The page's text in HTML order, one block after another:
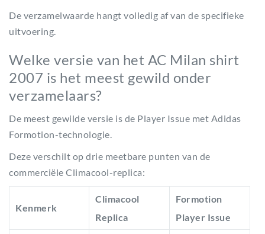
De verzamelwaarde hangt volledig af van de specifieke
uitvoering.
Welke versie van het AC Milan shirt
2007 is het meest gewild onder
verzamelaars?
De meest gewilde versie is de Player Issue met Adidas
Formotion-technologie.
Deze verschilt op drie meetbare punten van de
commerciële Climacool-replica:
Kenmerk
Climacool
Replica
Formotion
Player Issue